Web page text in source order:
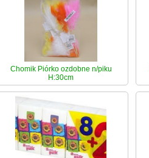
Chomik Piórko ozdobne n/piku
H:30cm